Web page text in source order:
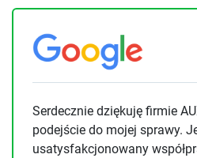
Serdecznie dziękuję firmie
podejście do mojej sprawy.
usatysfakcjonowany